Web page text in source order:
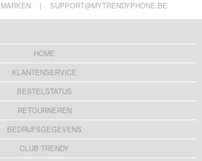
| SUPPORT@MYTRENDYPHONE.BE
HOME
KLANTENSERVICE
BESTELSTATUS
RETOURNEREN
BEDRIJFSGEGEVENS
CLUB TRENDY